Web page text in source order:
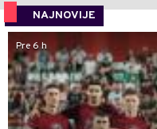
NAJNOVIJE
Pre 6 h